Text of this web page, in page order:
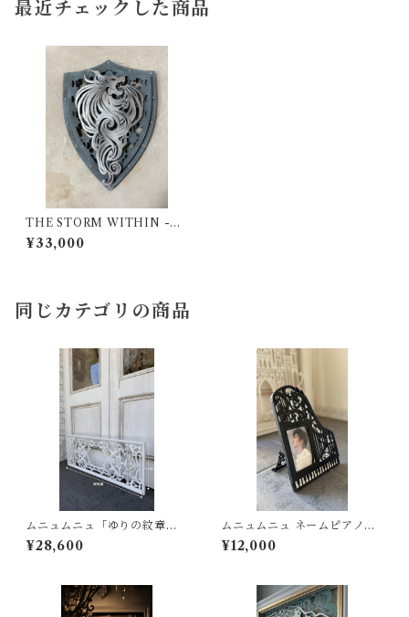
最近チェックした商品
THE STORM WITHIN -黒
龍の影
¥33,000
同じカテゴリの商品
ムニュムニュ「ゆりの紋章の
ワルツ」 アイアン 風 アートパ
ネル シャビー フレンチシャビ
¥28,600
ムニュムニュ ネームピアノフ
ォトフレーム
¥12,000